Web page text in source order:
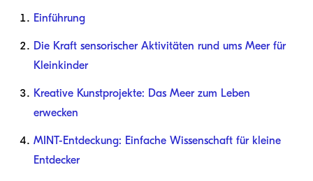
Einführung
Die Kraft sensorischer Aktivitäten rund ums Meer für
Kleinkinder
Kreative Kunstprojekte: Das Meer zum Leben
erwecken
MINT-Entdeckung: Einfache Wissenschaft für kleine
Entdecker